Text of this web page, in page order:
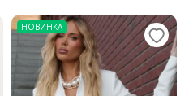
НОВИНКА